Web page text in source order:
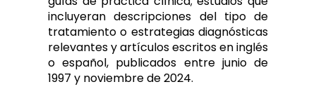
incluyeran descripciones del tipo de
tratamiento o estrategias diagnósticas
relevantes y artículos escritos en inglés
o español, publicados entre junio de
1997 y noviembre de 2024.